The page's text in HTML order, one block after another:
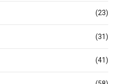
(23)
(31)
(41)